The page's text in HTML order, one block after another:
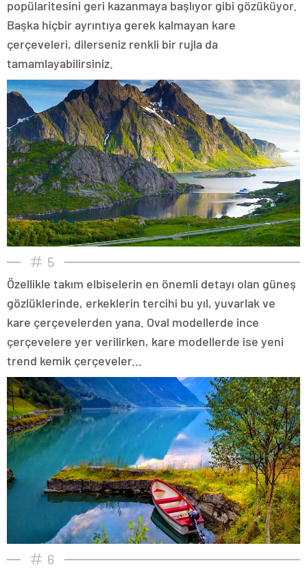
popülaritesini geri kazanmaya başlıyor gibi gözüküyor.
Başka hiçbir ayrıntıya gerek kalmayan kare
çerçeveleri, dilerseniz renkli bir rujla da
tamamlayabilirsiniz.
5
Özellikle takım elbiselerin en önemli detayı olan güneş
gözlüklerinde, erkeklerin tercihi bu yıl, yuvarlak ve
kare çerçevelerden yana. Oval modellerde ince
çerçevelere yer verilirken, kare modellerde ise yeni
trend kemik çerçeveler...
6